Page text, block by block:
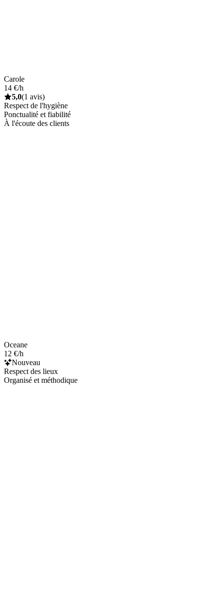
Carole
14 €/h
5,0(1 avis)
Respect de l'hygiène
Ponctualité et fiabilité
À l'écoute des clients
Oceane
12 €/h
Nouveau
Respect des lieux
Organisé et méthodique